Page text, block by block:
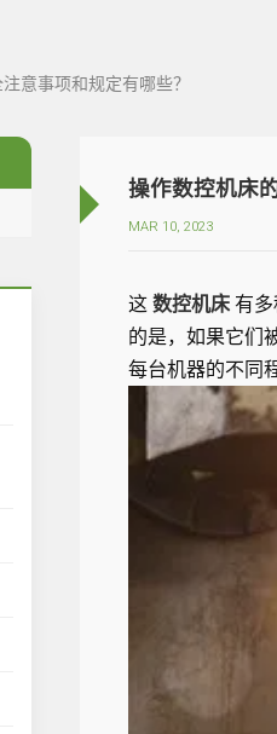
意事项和规定有哪些？
操作数控机床
MAR 10, 2023
这数控机床 有
的是，如果它们
每台机器的不同